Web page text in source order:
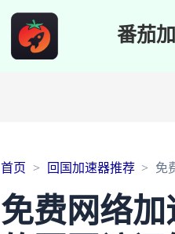
番茄
首页 回国加速器推荐 免
免费网络加